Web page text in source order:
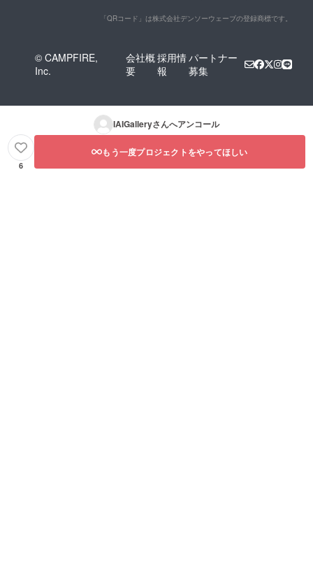
「QRコード」は株式会社デンソーウェーブの登録商標です。
© CAMPFIRE,
Inc.
会社概
要
採用情
報
パートナー
募集
IAIGalleryさんへアンコール
6
もう一度プロジェクトをやってほしい